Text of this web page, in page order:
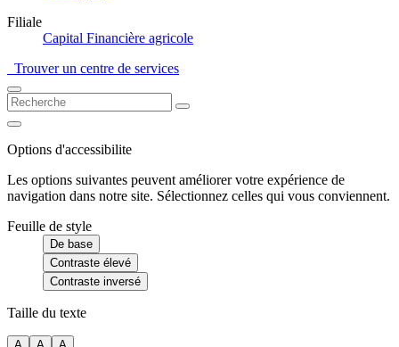
Filiale
Capital Financière agricole
Trouver un centre de services
Options d'accessibilite
Les options suivantes peuvent améliorer votre expérience de
navigation dans notre site. Sélectionnez celles qui vous conviennent.
Feuille de style
De base
Contraste élevé
Contraste inversé
Taille du texte